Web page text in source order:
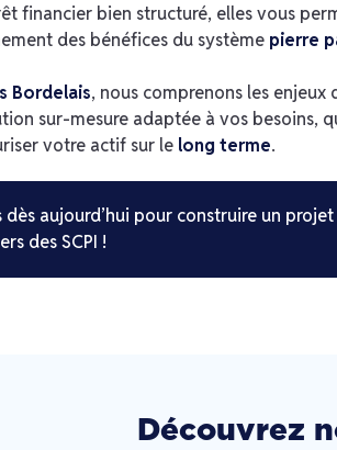
financier bien structuré, elles vous
des bénéfices du système pierre
Bordelais, nous comprenons les enjeux
sur-mesure adaptée à vos
votre actif sur le long terme.
aujourd’hui pour construire un
des SCPI !
Découvrez